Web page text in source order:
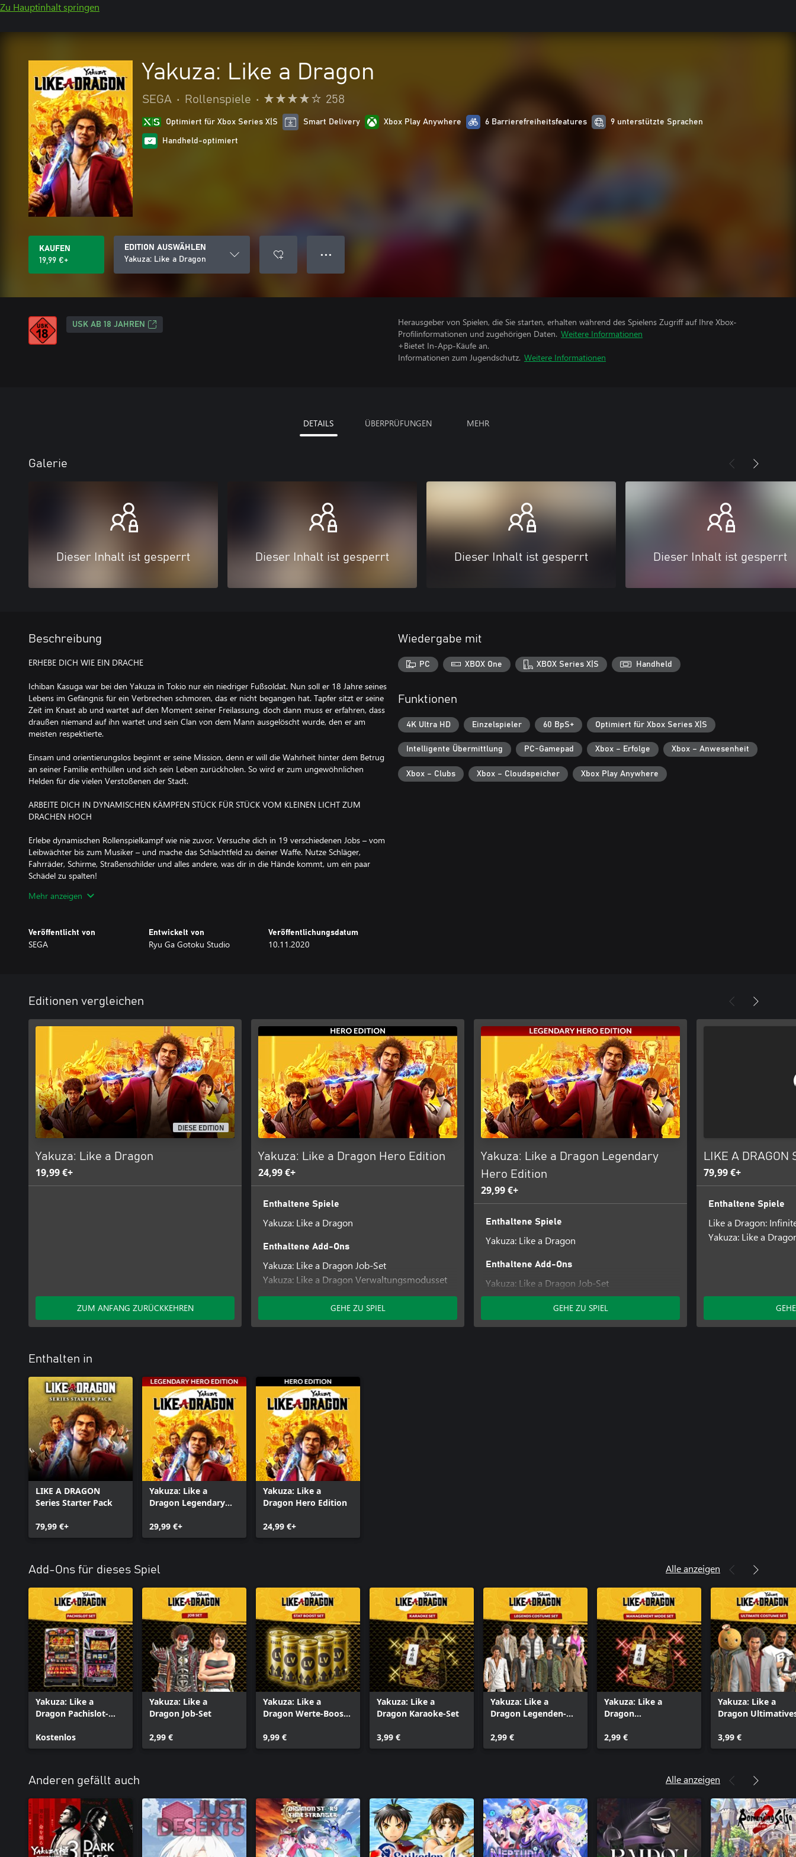
Zu Hauptinhalt springen
Yakuza: Like a Dragon
SEGA • Rollenspiele • 258
Optimiert für Xbox Series X|S Smart Delivery Xbox Play Anywhere 6 Barrierefreiheitsfeatures 9 unterstützte Sprachen
Handheld-optimiert
KAUFEN
19,99 €+
EDITION AUSWÄHLEN
Yakuza: Like a Dragon
● ● ●
USK AB 18 JAHREN
Herausgeber von Spielen, die Sie starten, erhalten während des Spielens Zugriff auf Ihre Xbox-
Profilinformationen und zugehörigen Daten. Weitere Informationen
+Bietet In-App-Käufe an.
Informationen zum Jugendschutz. Weitere Informationen
DETAILS ÜBERPRÜFUNGEN MEHR
Galerie
Dieser Inhalt ist gesperrt Dieser Inhalt ist gesperrt Dieser Inhalt ist gesperrt Dieser Inhalt ist gesperrt
Beschreibung
ERHEBE DICH WIE EIN DRACHE
Ichiban Kasuga war bei den Yakuza in Tokio nur ein niedriger Fußsoldat. Nun soll er 18 Jahre seines
Lebens im Gefängnis für ein Verbrechen schmoren, das er nicht begangen hat. Tapfer sitzt er seine
Zeit im Knast ab und wartet auf den Moment seiner Freilassung, doch dann muss er erfahren, dass
draußen niemand auf ihn wartet und sein Clan von dem Mann ausgelöscht wurde, den er am
meisten respektierte.
Einsam und orientierungslos beginnt er seine Mission, denn er will die Wahrheit hinter dem Betrug
an seiner Familie enthüllen und sich sein Leben zurückholen. So wird er zum ungewöhnlichen
Helden für die vielen Verstoßenen der Stadt.
ARBEITE DICH IN DYNAMISCHEN KÄMPFEN STÜCK FÜR STÜCK VOM KLEINEN LICHT ZUM
DRACHEN HOCH
Erlebe dynamischen Rollenspielkampf wie nie zuvor. Versuche dich in 19 verschiedenen Jobs – vom
Leibwächter bis zum Musiker – und mache das Schlachtfeld zu deiner Waffe. Nutze Schläger,
Fahrräder, Schirme, Straßenschilder und alles andere, was dir in die Hände kommt, um ein paar
Schädel zu spalten!
BETRITT DEN SPIELPLATZ DER UNTERWELT
verbringen und ein paar SEGA-Klassiker spielen, gegen Leute im verrückten Gokart-Rennen
antreten, 50 einzigartige Nebenstorys abschließen oder auch einfach durch eine moderne
2021 verfügbar.
Mehr anzeigen
Veröffentlicht von
SEGA
Entwickelt von
Ryu Ga Gotoku Studio
Veröffentlichungsdatum
10.11.2020
Wiedergabe mit
PC XBOX One XBOX Series X|S Handheld
Funktionen
4K Ultra HD Einzelspieler 60 BpS+ Optimiert für Xbox Series X|S
Intelligente Übermittlung PC-Gamepad Xbox – Erfolge Xbox – Anwesenheit
Xbox – Clubs Xbox – Cloudspeicher Xbox Play Anywhere
Editionen vergleichen
DIESE EDITION
Yakuza: Like a Dragon
19,99 €+
ZUM ANFANG ZURÜCKKEHREN
Yakuza: Like a Dragon Hero Edition
24,99 €+
Enthaltene Spiele
Yakuza: Like a Dragon
Enthaltene Add-Ons
Yakuza: Like a Dragon Job-Set
Yakuza: Like a Dragon Verwaltungsmodusset
GEHE ZU SPIEL
Yakuza: Like a Dragon Legendary
Hero Edition
29,99 €+
Enthaltene Spiele
Yakuza: Like a Dragon
Enthaltene Add-Ons
Yakuza: Like a Dragon Job-Set
Yakuza: Like a Dragon Verwaltungsmodusset
Yakuza: Like a Dragon Karaoke-Set
Yakuza: Like a Dragon Herstellungs-Set
GEHE ZU SPIEL
LIKE A
79,99 €+
Enthaltene Spiele
Like a Dragon:
Yakuza: Like a
Enthalten in
LIKE A DRAGON
Series Starter Pack
79,99 €+
Yakuza: Like a
Dragon Legendary
29,99 €+
Yakuza: Like a
Dragon Hero Edition
24,99 €+
Add-Ons für dieses Spiel Alle anzeigen
Yakuza: Like a
Dragon Pachislot-
Kostenlos
Yakuza: Like a
Dragon Job-Set
2,99 €
Yakuza: Like a
Dragon Werte-Boost-
9,99 €
Yakuza: Like a
Dragon Karaoke-Set
3,99 €
Yakuza: Like a
Dragon Legenden-
2,99 €
Yakuza: Like a
Dragon
t
2,99 €
Yakuza: Like a
Dragon
3,99 €
Anderen gefällt auch Alle anzeigen